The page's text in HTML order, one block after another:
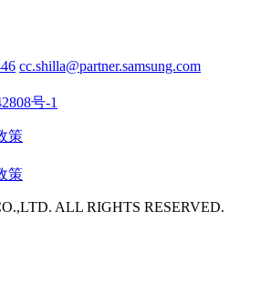
cc.shilla@partner.samsung.com
号-1
策
策
ALL RIGHTS RESERVED.